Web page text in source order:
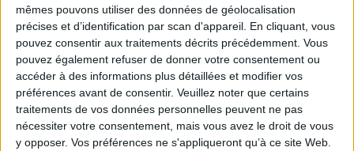
mêmes pouvons utiliser des données de géolocalisation
précises et d’identification par scan d'appareil. En cliquant, vous
pouvez consentir aux traitements décrits précédemment. Vous
pouvez également refuser de donner votre consentement ou
accéder à des informations plus détaillées et modifier vos
préférences avant de consentir. Veuillez noter que certains
traitements de vos données personnelles peuvent ne pas
nécessiter votre consentement, mais vous avez le droit de vous
y opposer. Vos préférences ne s'appliqueront qu’à ce site Web.
Bibliothèques : comment survivre face aux
pressions ?